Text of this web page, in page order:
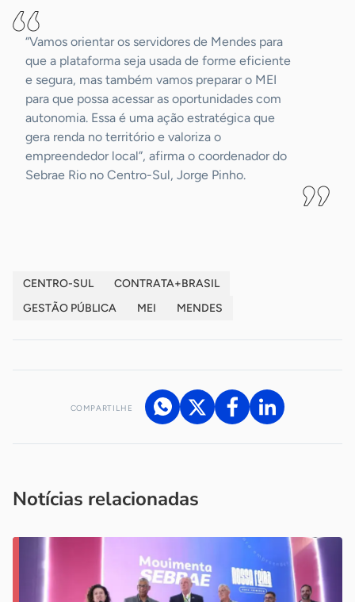
“Vamos orientar os servidores de Mendes para
que a plataforma seja usada de forme eficiente
e segura, mas também vamos preparar o MEI
para que possa acessar as oportunidades com
autonomia. Essa é uma ação estratégica que
gera renda no território e valoriza o
empreendedor local”, afirma o coordenador do
Sebrae Rio no Centro-Sul, Jorge Pinho.
CENTRO-SUL
CONTRATA+BRASIL
GESTÃO PÚBLICA
MEI MENDES
COMPARTILHE
Notícias relacionadas